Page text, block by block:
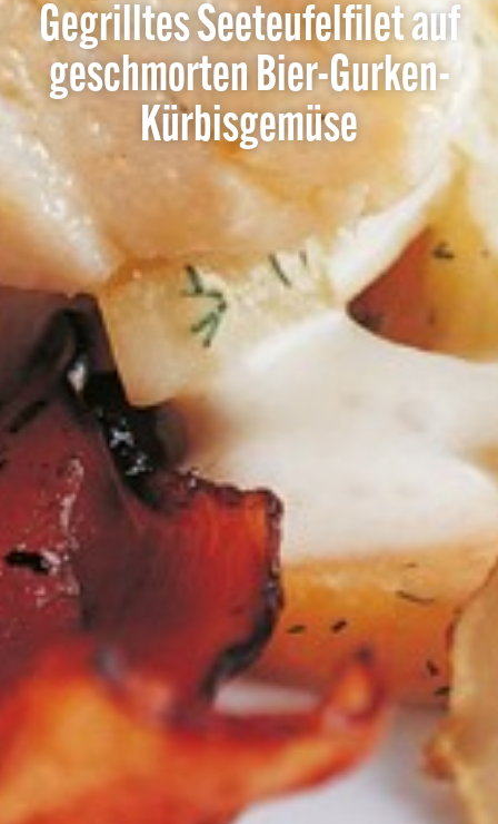
Gegrilltes Seeteufelfilet auf
geschmorten Bier-Gurken-
Kürbisgemüse